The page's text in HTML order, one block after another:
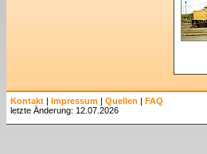
Kontakt | Impressum | Quellen | FAQ
letzte Änderung: 12.07.2026